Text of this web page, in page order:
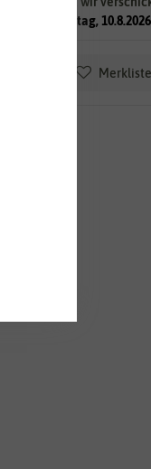
am Montag,
Merkliste